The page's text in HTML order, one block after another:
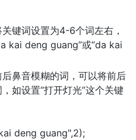
键词设置为4-6个词左右，
kai deng guang”或“da kai
鼻音模糊的词，可以将前后
如设置“打开灯光”这个关键
deng guang",2);